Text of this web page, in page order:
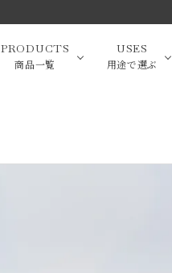
PRODUCTS
商品一覧
高級羊毛（作品向き）
USES
用途で選ぶ
かな